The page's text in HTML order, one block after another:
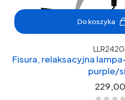
Do koszyka
Fisura, relaksacyjna
purple/
Cena
229,00